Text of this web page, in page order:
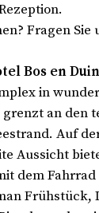
Fragen
Bos en Duin
in
grenzt an den
Auf
Aussicht
dem